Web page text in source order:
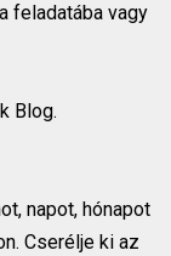
feladatába vagy
Blog.
napot, hónapot
Cserélje ki az